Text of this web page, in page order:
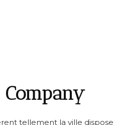
tellement la ville